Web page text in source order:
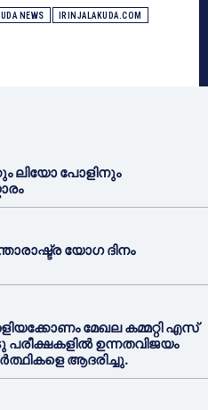
NEWS IRINJALAKUDA.COM
ലിയോ പോളിനും
യോഗ ദിനം
മേഖല കമ്മറ്റി എസ്
ഉന്നതവിജയം
ആദരിച്ചു.